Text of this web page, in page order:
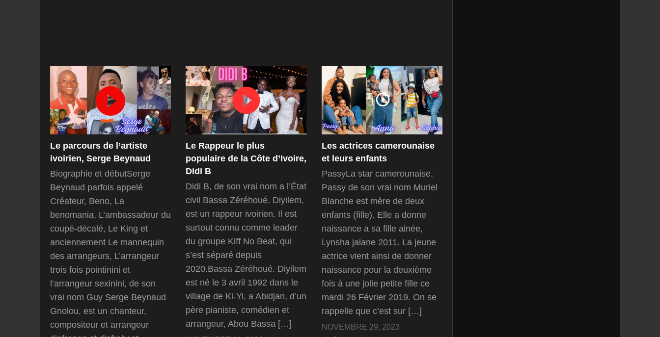
Le parcours de l’artiste
ivoirien, Serge Beynaud
Biographie et débutSerge
Beynaud parfois appelé
Créateur, Beno, La
benomania, L’ambassadeur du
coupé-décalé, Le King et
anciennement Le mannequin
des arrangeurs, L’arrangeur
trois fois pointinini et
l’arrangeur sexinini, de son
vrai nom Guy Serge Beynaud
Gnolou, est un chanteur,
compositeur et arrangeur
Le Rappeur le plus
populaire de la Côte d’Ivoire,
Didi B
Didi B, de son vrai nom a l’État
civil Bassa Zéréhoué. Diyilem,
est un rappeur ivoirien. Il est
surtout connu comme leader
du groupe Kiff No Beat, qui
s’est séparé depuis
2020.Bassa Zéréhoué. Diyilem
est né le 3 avril 1992 dans le
village de Ki-Yi, a Abidjan, d’un
père pianiste, comédien et
arrangeur, Abou Bassa […]
Les actrices camerounaise
et leurs enfants
PassyLa star camerounaise,
Passy de son vrai nom Muriel
Blanche est mère de deux
enfants (fille). Elle a donne
naissance a sa fille ainée,
Lynsha jalane 2011. La jeune
actrice vient ainsi de donner
naissance pour la deuxième
fois à une jolie petite fille ce
mardi 26 Février 2019. On se
rappelle que c’est sur […]
NOVEMBRE 29, 2023